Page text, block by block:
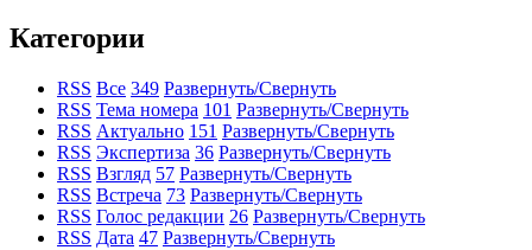
Категории
RSS Все 349 Развернуть/Свернуть
RSS Тема номера 101 Развернуть/Свернуть
RSS Актуально 151 Развернуть/Свернуть
RSS Экспертиза 36 Развернуть/Свернуть
RSS Взгляд 57 Развернуть/Свернуть
RSS Встреча 73 Развернуть/Свернуть
RSS Голос редакции 26 Развернуть/Свернуть
RSS Дата 47 Развернуть/Свернуть